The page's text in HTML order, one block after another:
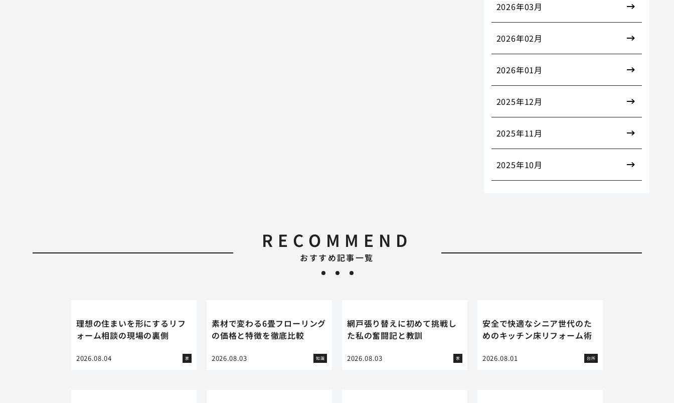
RECOMMEND
おすすめ記事一覧
理想の住まいを形にするリフ
ォーム相談の現場の裏側
2026.08.04 家
素材で変わる6畳フローリング
の価格と特徴を徹底比較
2026.08.03 知識
網戸張り替えに初めて挑戦し
た私の奮闘記と教訓
2026.08.03 家
安全で快適なシニア世代のた
めのキッチン床リフォーム術
2026.08.01 台所
2026年03月
2026年02月
2026年01月
2025年12月
2025年11月
2025年10月